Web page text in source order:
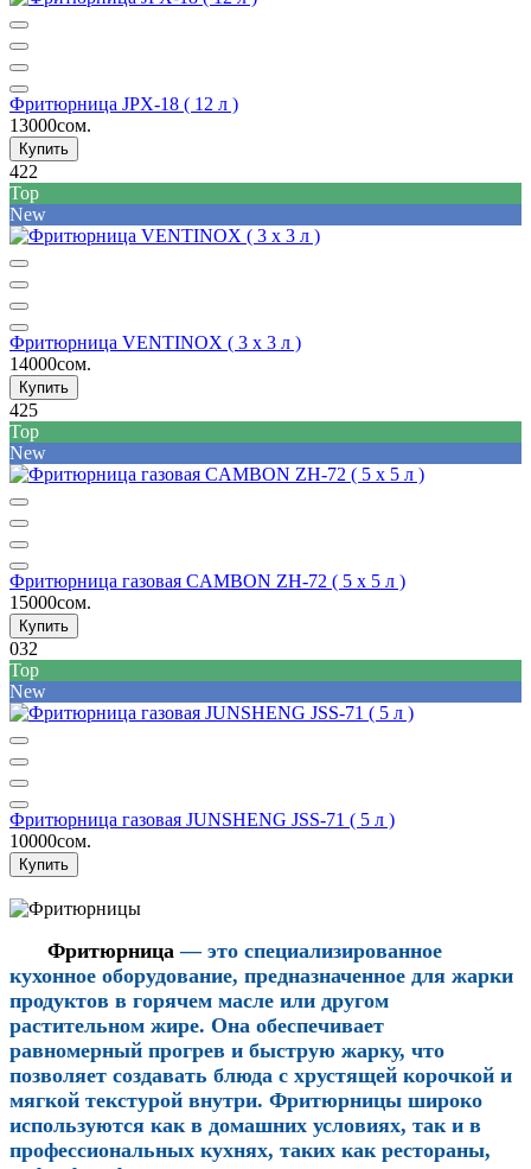
Фритюрница JPX-18 ( 12 л )
13000сом.
Купить
422
Top
New
Фритюрница VENTINOX ( 3 х 3 л )
14000сом.
Купить
425
Top
New
Фритюрница газовая CAMBON ZH-72 ( 5 x 5 л )
15000сом.
Купить
032
Top
New
Фритюрница газовая JUNSHENG JSS-71 ( 5 л )
10000сом.
Купить
Фритюрница— это специализированное
кухонное оборудование, предназначенное для жарки
продуктов в горячем масле или другом
растительном жире. Она обеспечивает
равномерный прогрев и быструю жарку, что
позволяет создавать блюда с хрустящей корочкой и
мягкой текстурой внутри. Фритюрницы широко
используются как в домашних условиях, так и в
профессиональных кухнях, таких как рестораны,